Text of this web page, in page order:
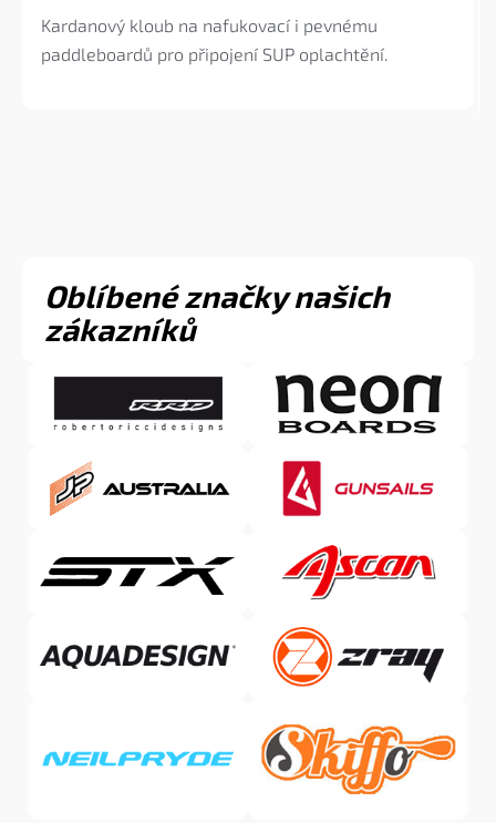
z
5
Kardanový kloub na nafukovací i pevnému
paddleboardů pro připojení SUP oplachtění.
Oblíbené značky našich
zákazníků